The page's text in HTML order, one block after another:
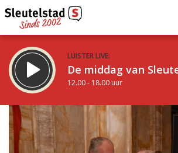
LUISTER LIVE:
De middag van
12.00 - 18.00 uur
STRAKS:
De avond van Sleutelstad
18.00 - 19.00 uur
Vorig uur
uur 1 van 0